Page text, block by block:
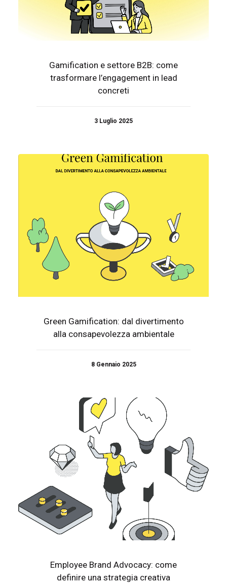
Gamification e settore B2B: come
trasformare l’engagement in lead
concreti
3 Luglio 2025
Green Gamification: dal divertimento
alla consapevolezza ambientale
8 Gennaio 2025
Employee Brand Advocacy: come
definire una strategia creativa